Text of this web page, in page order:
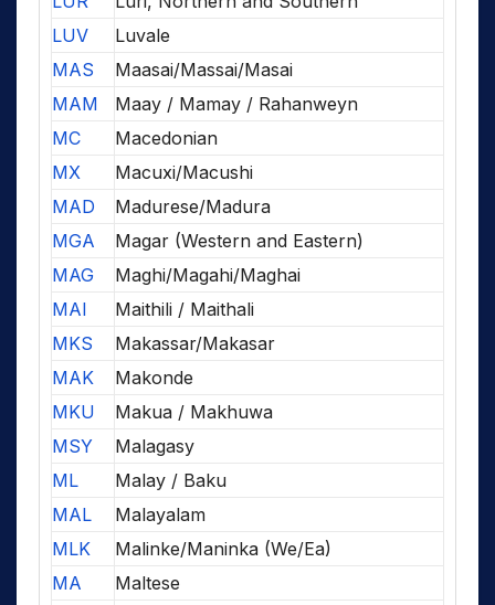
LUV
Luvale
MAS
Maasai/Massai/Masai
MAM
Maay / Mamay / Rahanweyn
MC
Macedonian
MX
Macuxi/Macushi
MAD
Madurese/Madura
MGA
Magar (Western and Eastern)
MAG
Maghi/Magahi/Maghai
MAI
Maithili / Maithali
MKS
Makassar/Makasar
MAK
Makonde
MKU
Makua / Makhuwa
MSY
Malagasy
ML
Malay / Baku
MAL
Malayalam
MLK
Malinke/Maninka (We/Ea)
MA
Maltese